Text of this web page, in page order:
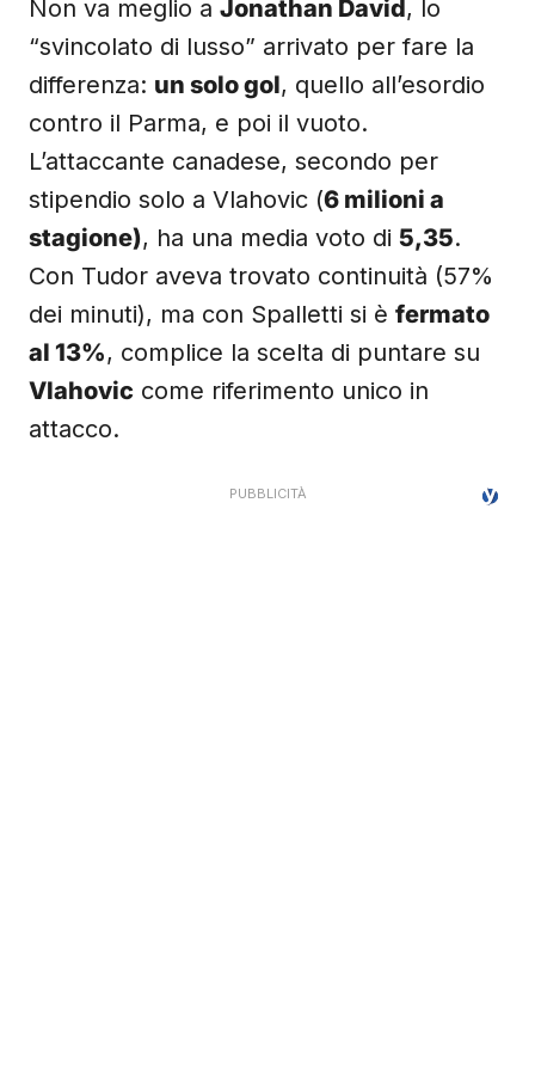
Non va meglio a Jonathan David , lo
“svincolato di lusso” arrivato per fare la
differenza: un solo gol, quello all’esordio
contro il Parma, e poi il vuoto.
L’attaccante canadese, secondo per
stipendio solo a Vlahovic (6 milioni a
stagione), ha una media voto di 5,35.
Con Tudor aveva trovato continuità (57%
dei minuti), ma con Spalletti si è fermato
al 13%, complice la scelta di puntare su
Vlahovic come riferimento unico in
attacco.